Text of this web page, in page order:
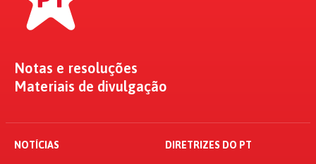
Notas e resoluções
Materiais de divulgação
NOTÍCIAS DIRETRIZES DO PT